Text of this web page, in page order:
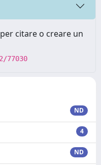
citare o creare un
77030
ND
4
ND